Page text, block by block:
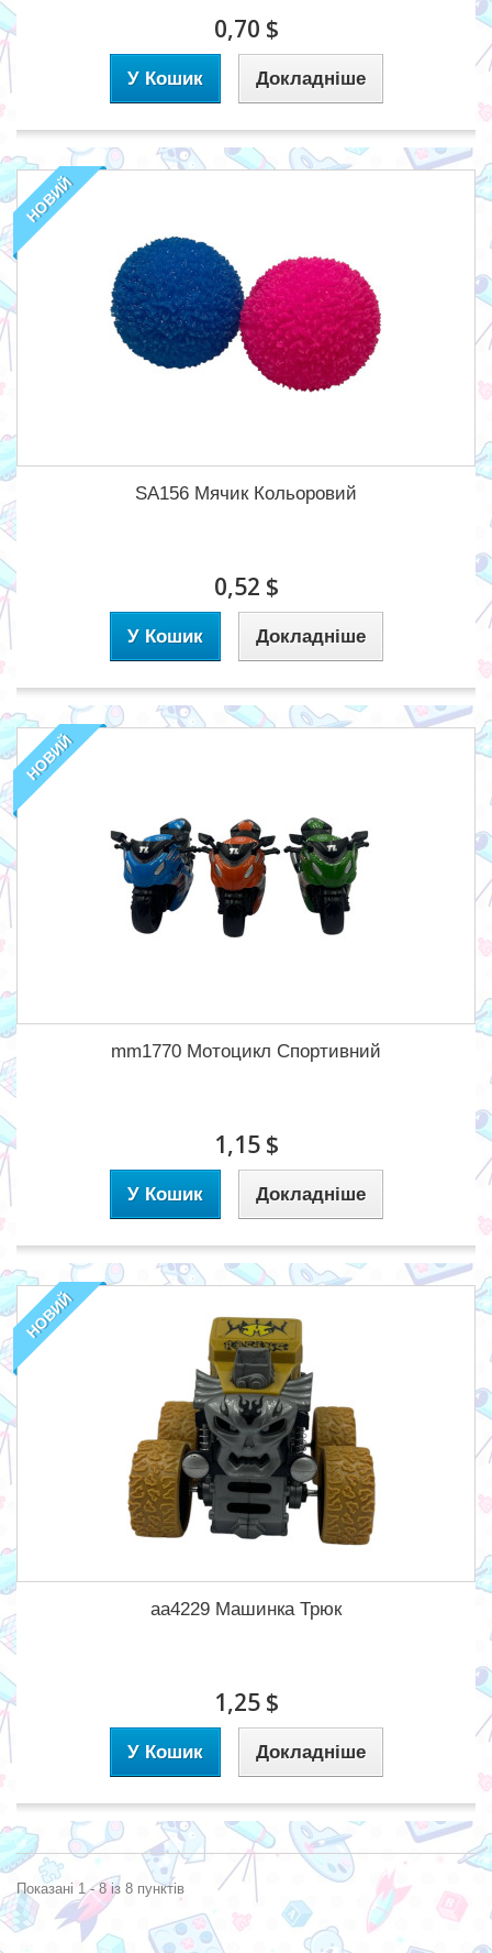
0,70 $
У Кошик Докладніше
НОВИЙ
SA156 Мячик Кольоровий
0,52 $
У Кошик Докладніше
НОВИЙ
mm1770 Мотоцикл Спортивний
1,15 $
У Кошик Докладніше
НОВИЙ
aa4229 Машинка Трюк
1,25 $
У Кошик Докладніше
Показані 1 - 8 із 8 пунктів